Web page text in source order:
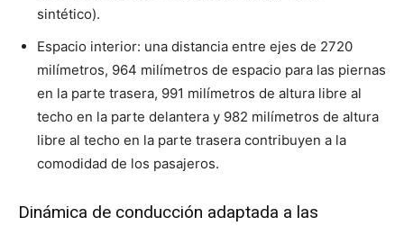
sintético).
Espacio interior: una distancia entre ejes de 2720
milímetros, 964 milímetros de espacio para las piernas
en la parte trasera, 991 milímetros de altura libre al
techo en la parte delantera y 982 milímetros de altura
libre al techo en la parte trasera contribuyen a la
comodidad de los pasajeros.
Dinámica de conducción adaptada a las